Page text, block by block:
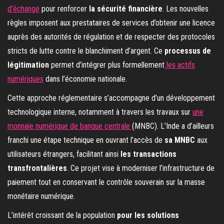
d’échange pour renforcer la sécurité financière. Les nouvelles
règles imposent aux prestataires de services d’obtenir une licence
auprès des autorités de régulation et de respecter des protocoles
stricts de lutte contre le blanchiment d’argent. Ce processus de
légitimation permet d’intégrer plus formellement les actifs
numériques dans l’économie nationale.
Cette approche réglementaire s’accompagne d’un développement
technologique interne, notamment à travers les travaux sur une
monnaie numérique de banque centrale (MNBC). L’Inde a d’ailleurs
franchi une étape technique en ouvrant l’accès de sa MNBC aux
utilisateurs étrangers, facilitant ainsi les transactions
transfrontalières. Ce projet vise à moderniser l’infrastructure de
paiement tout en conservant le contrôle souverain sur la masse
monétaire numérique.
L’intérêt croissant de la population pour les solutions